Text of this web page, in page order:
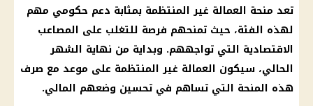
تعد منحة العمالة غير المنتظمة بمثابة دعم حكومي مهم
لهذه الفئة، حيث تمنحهم فرصة للتغلب على المصاعب
الاقتصادية التي تواجههم. وبداية من نهاية الشهر
الحالي، سيكون العمالة غير المنتظمة على موعد مع صرف
هذه المنحة التي تساهم في تحسين وضعهم المالي.